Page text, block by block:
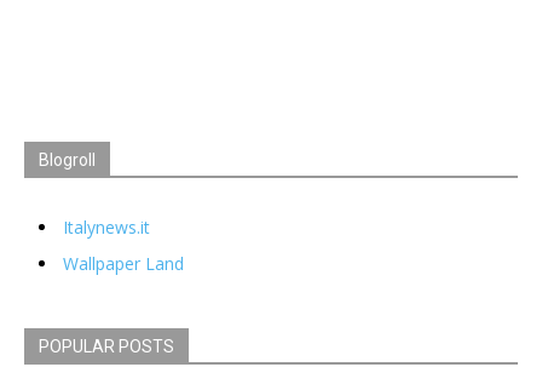
Blogroll
Italynews.it
Wallpaper Land
POPULAR POSTS